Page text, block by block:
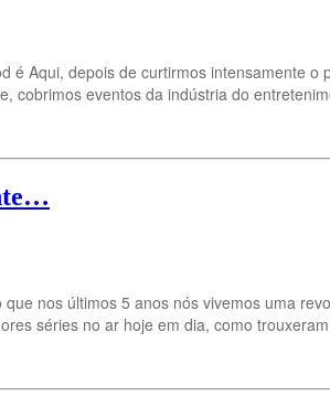
é Aqui, depois de curtirmos intensamente
cobrimos eventos da indústria do
nos últimos 5 anos nós vivemos uma
séries no ar hoje em dia, como